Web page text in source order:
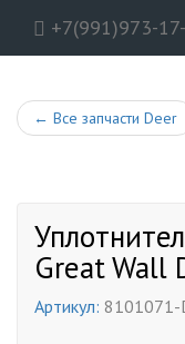
+7(991)973-
← Все запчасти Deer
Great Wall
Артикул: 8101071-